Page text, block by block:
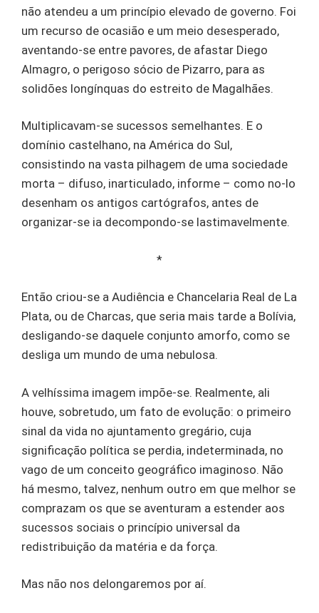
não atendeu a um princípio elevado de governo. Foi
um recurso de ocasião e um meio desesperado,
aventando-se entre pavores, de afastar Diego
Almagro, o perigoso sócio de Pizarro, para as
solidões longínquas do estreito de Magalhães.
Multiplicavam-se sucessos semelhantes. E o
domínio castelhano, na América do Sul,
consistindo na vasta pilhagem de uma sociedade
morta – difuso, inarticulado, informe – como no-lo
desenham os antigos cartógrafos, antes de
organizar-se ia decompondo-se lastimavelmente.
*
Então criou-se a Audiência e Chancelaria Real de La
Plata, ou de Charcas, que seria mais tarde a Bolívia,
desligando-se daquele conjunto amorfo, como se
desliga um mundo de uma nebulosa.
A velhíssima imagem impõe-se. Realmente, ali
houve, sobretudo, um fato de evolução: o primeiro
sinal da vida no ajuntamento gregário, cuja
significação política se perdia, indeterminada, no
vago de um conceito geográfico imaginoso. Não
há mesmo, talvez, nenhum outro em que melhor se
comprazam os que se aventuram a estender aos
sucessos sociais o princípio universal da
redistribuição da matéria e da força.
Mas não nos delongaremos por aí.